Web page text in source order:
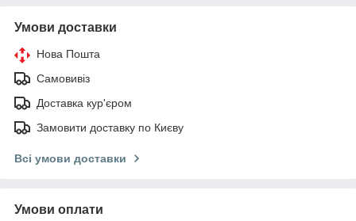
Умови доставки
Нова Пошта
Самовивіз
Доставка кур'єром
Замовити доставку по Києву
Всі умови доставки
Умови оплати